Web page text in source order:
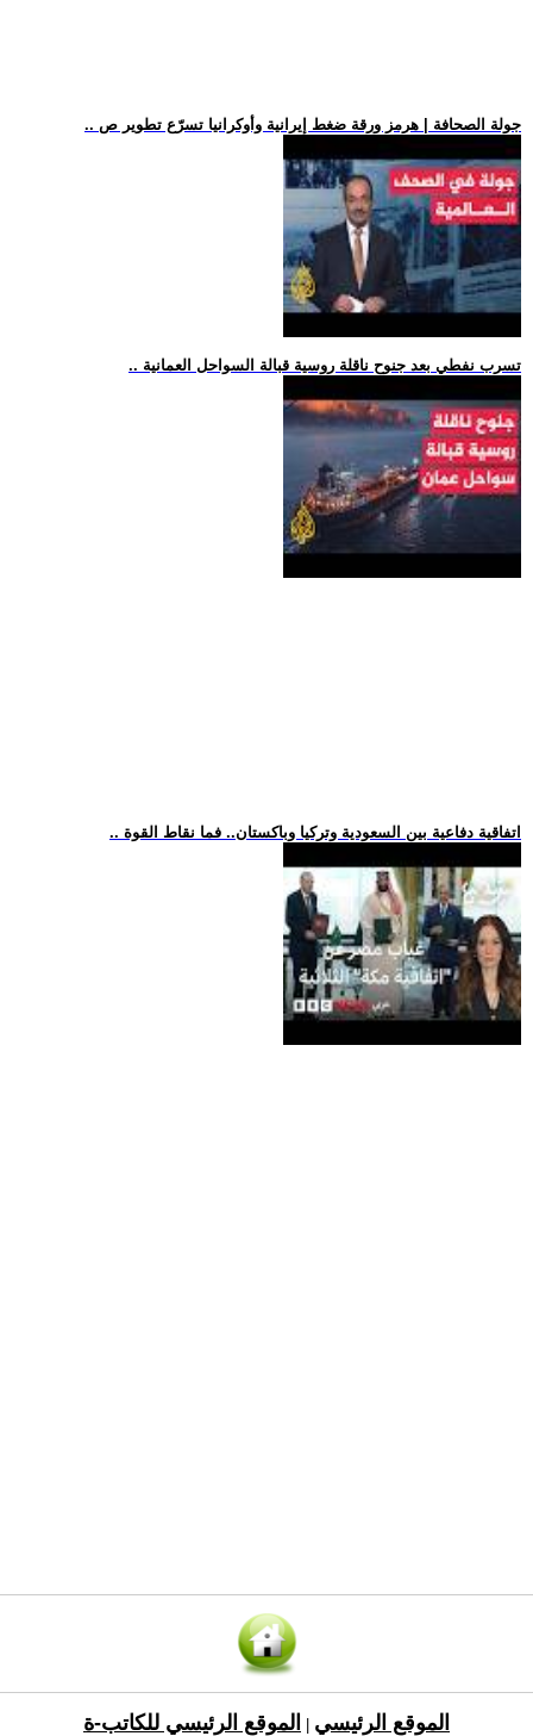
.. جولة الصحافة | هرمز ورقة ضغط إيرانية وأوكرانيا تسرّع تطوير ص
.. تسرب نفطي بعد جنوح ناقلة روسية قبالة السواحل العمانية
.. اتفاقية دفاعية بين السعودية وتركيا وباكستان.. فما نقاط القوة
الموقع الرئيسي الموقع الرئيسي للكاتب-ة